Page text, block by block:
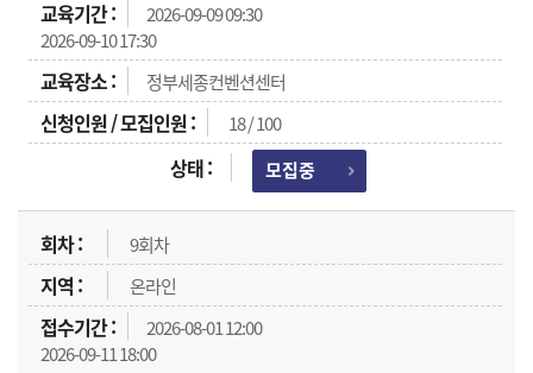
2026-09-09 09:30
2026-09-10 17:30
정부세종컨벤션센터
18 / 100
모집중
9회차
온라인
2026-08-01 12:00
2026-09-11 18:00